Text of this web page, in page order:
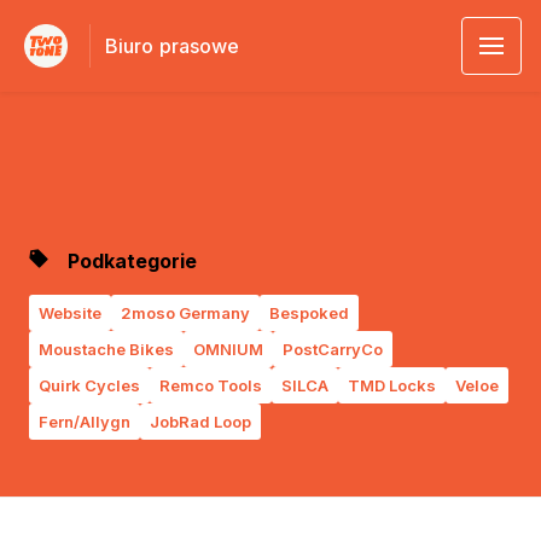
Biuro prasowe
Podkategorie
Website 2moso Germany
Bespoked
Moustache Bikes
OMNIUM
PostCarryCo
Quirk Cycles
Remco Tools SILCA TMD Locks
Veloe
Fern/Allygn
JobRad Loop